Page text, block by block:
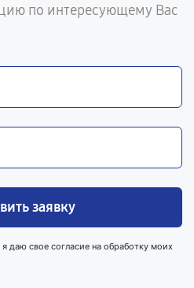
по интересующему Вас
заявку
даю свое согласие на обработку моих